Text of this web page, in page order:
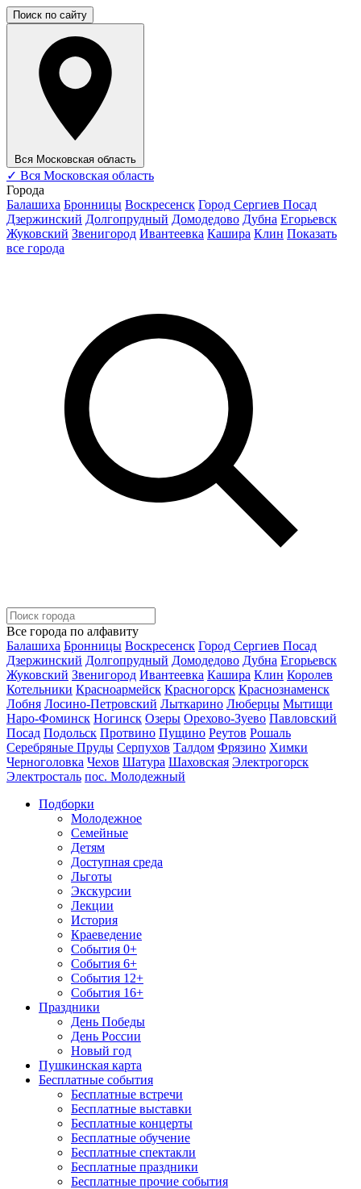
Поиск по сайту
Вся Московская область
✓ Вся Московская область
Города
Балашиха Бронницы Воскресенск Город Сергиев Посад
Дзержинский Долгопрудный Домодедово Дубна Егорьевск
Жуковский Звенигород Ивантеевка Кашира Клин Показать
все города
Все города по алфавиту
Балашиха Бронницы Воскресенск Город Сергиев Посад
Дзержинский Долгопрудный Домодедово Дубна Егорьевск
Жуковский Звенигород Ивантеевка Кашира Клин Королев
Котельники Красноармейск Красногорск Краснознаменск
Лобня Лосино-Петровский Лыткарино Люберцы Мытищи
Наро-Фоминск Ногинск Озеры Орехово-Зуево Павловский
Посад Подольск Протвино Пущино Реутов Рошаль
Серебряные Пруды Серпухов Талдом Фрязино Химки
Черноголовка Чехов Шатура Шаховская Электрогорск
Электросталь пос. Молодежный
Подборки
Молодежное
Семейные
Детям
Доступная среда
Льготы
Экскурсии
Лекции
История
Краеведение
События 0+
События 6+
События 12+
События 16+
Праздники
День Победы
День России
Новый год
Пушкинская карта
Бесплатные события
Бесплатные встречи
Бесплатные выставки
Бесплатные концерты
Бесплатные обучение
Бесплатные спектакли
Бесплатные праздники
Бесплатные прочие события